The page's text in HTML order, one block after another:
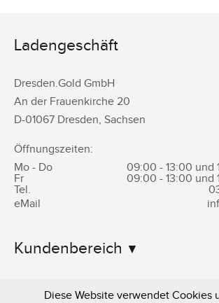
Ladengeschäft
Dresden.Gold GmbH
An der Frauenkirche 20
D-01067 Dresden, Sachsen
Öffnungszeiten:
Mo - Do
09:00 - 13:00 und
Fr
09:00 - 13:00 und
Tel.
eMail
Kundenbereich
Informationen
Diese Website verwendet Cookies